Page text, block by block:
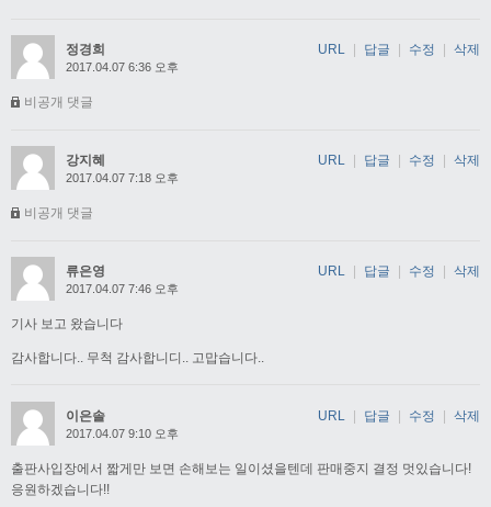
정경희
2017.04.07 6:36 오후
비공개 댓글
URL 답글 수정 삭제
강지혜
2017.04.07 7:18 오후
비공개 댓글
URL 답글 수정 삭제
류은영
2017.04.07 7:46 오후
기사 보고 왔습니다
감사합니다.. 무척 감사합니디.. 고맙습니다..
URL 답글 수정 삭제
이은솔
2017.04.07 9:10 오후
출판사입장에서 짧게만 보면 손해보는 일이셨을텐데 판매중지 결정 멋있습니다!
응원하겠습니다!!
URL | 답글 | 수정 | 삭제